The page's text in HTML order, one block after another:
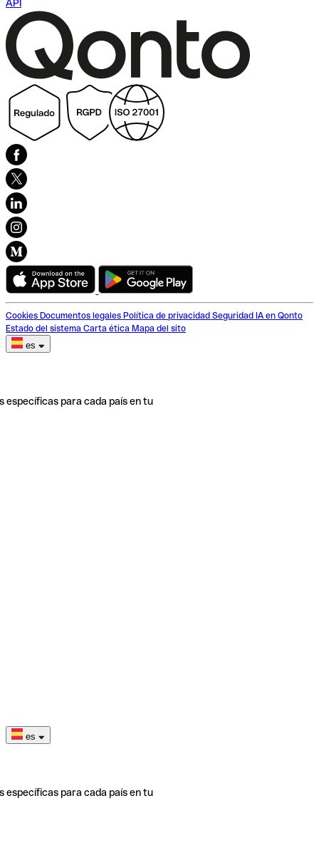
API
Cookies Documentos legales Política de privacidad Seguridad IA en Qonto
Estado del sistema Carta ética Mapa del sito
es
específicas para cada país en tu
es
específicas para cada país en tu